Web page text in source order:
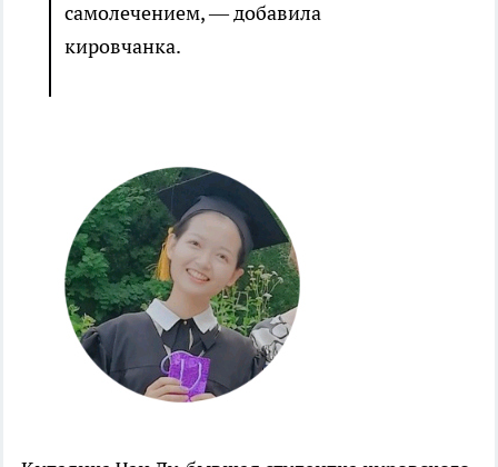
самолечением, — добавила
кировчанка.